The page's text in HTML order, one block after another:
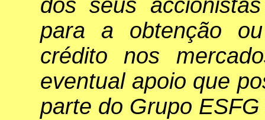
dos seus
para a obtenção
crédito nos
eventual apoio que
parte do Grupo